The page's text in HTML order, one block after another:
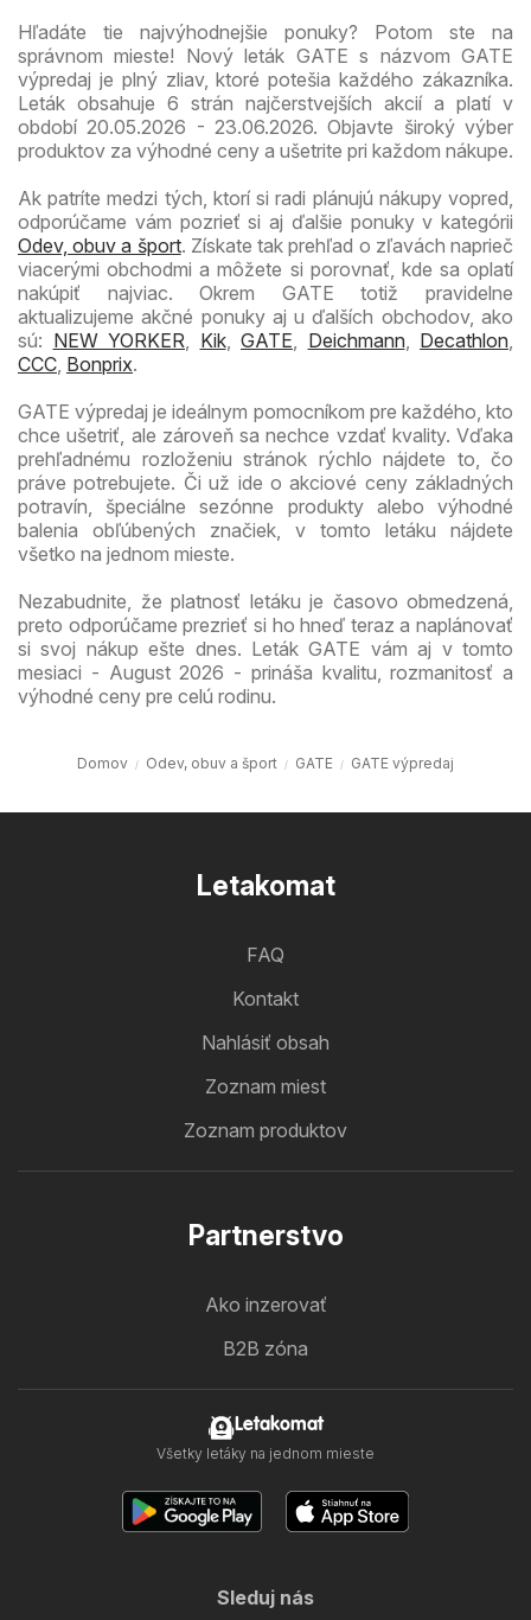
Hľadáte tie najvýhodnejšie ponuky? Potom ste na
správnom mieste! Nový leták GATE s názvom GATE
výpredaj je plný zliav, ktoré potešia každého zákazníka.
Leták obsahuje 6 strán najčerstvejších akcií a platí v
období 20.05.2026 - 23.06.2026. Objavte široký výber
produktov za výhodné ceny a ušetrite pri každom nákupe.
Ak patríte medzi tých, ktorí si radi plánujú nákupy vopred,
odporúčame vám pozrieť si aj ďalšie ponuky v kategórii
Odev, obuv a šport. Získate tak prehľad o zľavách naprieč
viacerými obchodmi a môžete si porovnať, kde sa oplatí
nakúpiť najviac. Okrem GATE totiž pravidelne
aktualizujeme akčné ponuky aj u ďalších obchodov, ako
sú: NEW YORKER, Kik, GATE, Deichmann, Decathlon,
CCC, Bonprix.
GATE výpredaj je ideálnym pomocníkom pre každého, kto
chce ušetriť, ale zároveň sa nechce vzdať kvality. Vďaka
prehľadnému rozloženiu stránok rýchlo nájdete to, čo
práve potrebujete. Či už ide o akciové ceny základných
potravín, špeciálne sezónne produkty alebo výhodné
balenia obľúbených značiek, v tomto letáku nájdete
všetko na jednom mieste.
Nezabudnite, že platnosť letáku je časovo obmedzená,
preto odporúčame prezrieť si ho hneď teraz a naplánovať
si svoj nákup ešte dnes. Leták GATE vám aj v tomto
mesiaci - August 2026 - prináša kvalitu, rozmanitosť a
výhodné ceny pre celú rodinu.
Domov Odev, obuv a šport GATE GATE výpredaj
Letakomat
FAQ
Kontakt
Nahlásiť obsah
Zoznam miest
Zoznam produktov
Partnerstvo
Ako inzerovať
B2B zóna
Letakomat
Všetky letáky na jednom mieste
Sleduj nás